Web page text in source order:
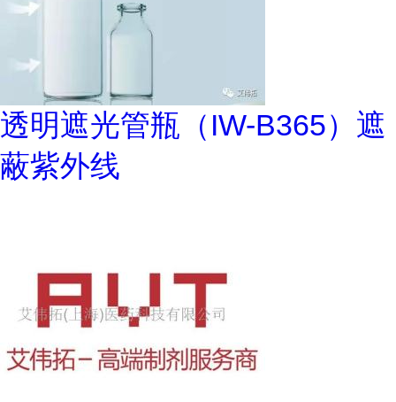
透明遮光管瓶（IW-B365）遮
蔽紫外线